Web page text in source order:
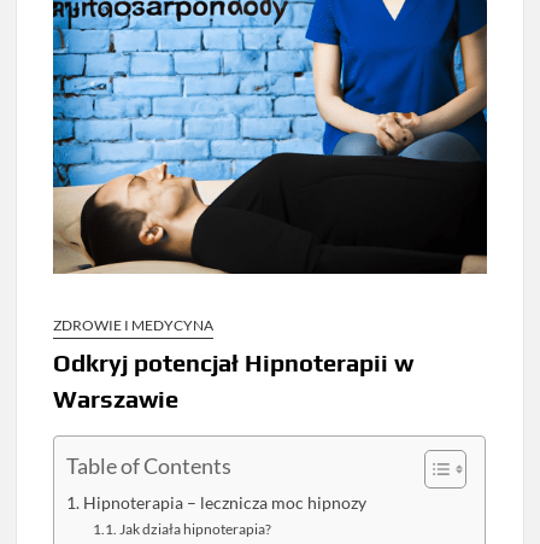
ZDROWIE I MEDYCYNA
Odkryj potencjał Hipnoterapii w
Warszawie
Table of Contents
Hipnoterapia – lecznicza moc hipnozy
Jak działa hipnoterapia?